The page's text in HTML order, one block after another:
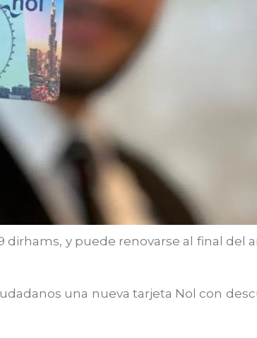
y puede renovarse al final del
una nueva tarjeta Nol con